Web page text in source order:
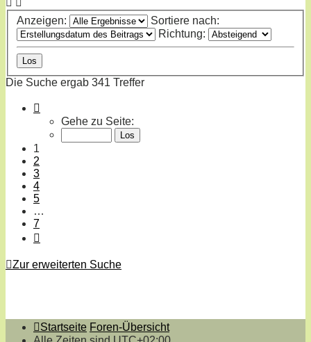
Anzeigen:
Sortiere nach:
Richtung:
Die Suche ergab 341 Treffer
von
Gehe zu Seite:
1
2
3
4
5
…
7
Zur erweiterten Suche
Startseite Foren-Übersicht